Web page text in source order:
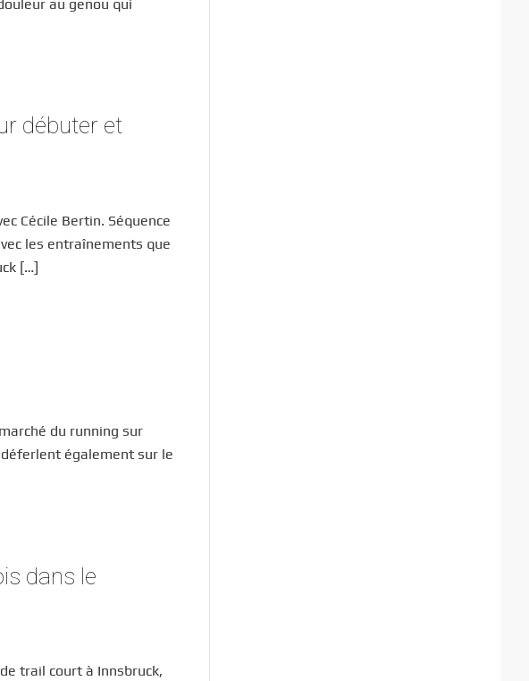
au genou qui
débuter et
Cécile Bertin. Séquence
les entraînements que
[…]
du running sur
également sur le
dans le
trail court à Innsbruck,